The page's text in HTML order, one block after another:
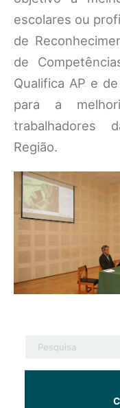
escolares ou
de
de
Qualifica AP e
para a
trabalhadores
Região.